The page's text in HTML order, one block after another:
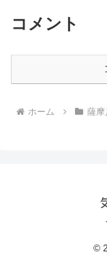
コメント
ホーム 薩摩
©